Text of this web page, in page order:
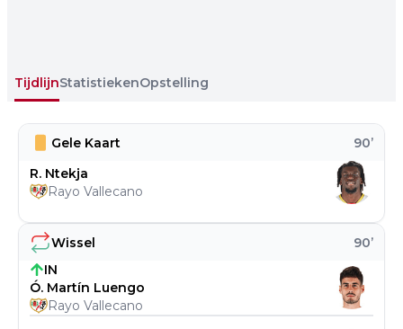
TijdlijnStatistiekenOpstelling
Wissel 90’
IN
Ó. Martín Luengo
Rayo Vallecano
Gele Kaart 90’
R. Ntekja
Rayo Vallecano